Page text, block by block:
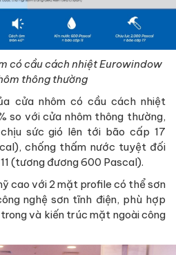
có cầu cách nhiệt Eurowindow
thông thường
cửa nhôm có cầu cách nhiệt
so với cửa nhôm thông thường,
sức gió lên tới bão cấp 17
chống thấm nước tuyệt đối
(tương đương 600 Pascal).
cao với 2 mặt profile có thể sơn
nghệ sơn tĩnh điện, phù hợp
và kiến trúc mặt ngoài công